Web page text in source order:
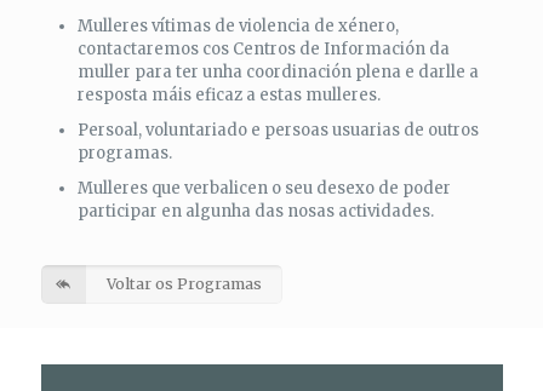
Mulleres vítimas de violencia de xénero,
contactaremos cos Centros de Información da
muller para ter unha coordinación plena e darlle a
resposta máis eficaz a estas mulleres.
Persoal, voluntariado e persoas usuarias de outros
programas.
Mulleres que verbalicen o seu desexo de poder
participar en algunha das nosas actividades.
Voltar os Programas